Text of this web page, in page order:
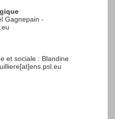
Gagnepain -
et sociale : Blandine